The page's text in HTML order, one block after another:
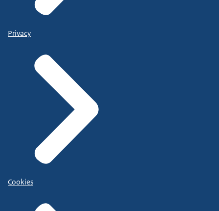
Privacy
Cookies